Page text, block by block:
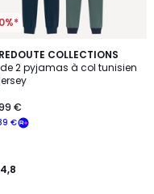
COLLECTIONS
2 pyjamas à col tunisien
€
€
4,8